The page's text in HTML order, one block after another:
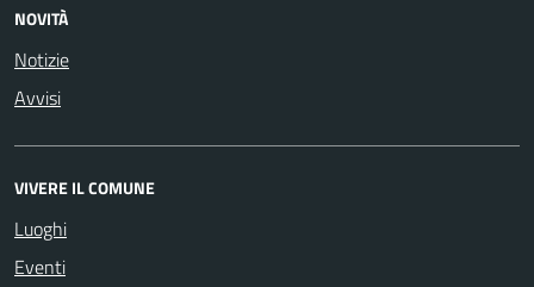
NOVITÀ
Notizie
Avvisi
VIVERE IL COMUNE
Luoghi
Eventi